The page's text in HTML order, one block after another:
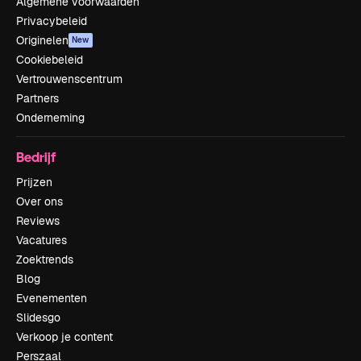
Privacybeleid
Originelen New
Cookiebeleid
Vertrouwenscentrum
Partners
Onderneming
Bedrijf
Prijzen
Over ons
Reviews
Vacatures
Zoektrends
Blog
Evenementen
Slidesgo
Verkoop je content
Perszaal